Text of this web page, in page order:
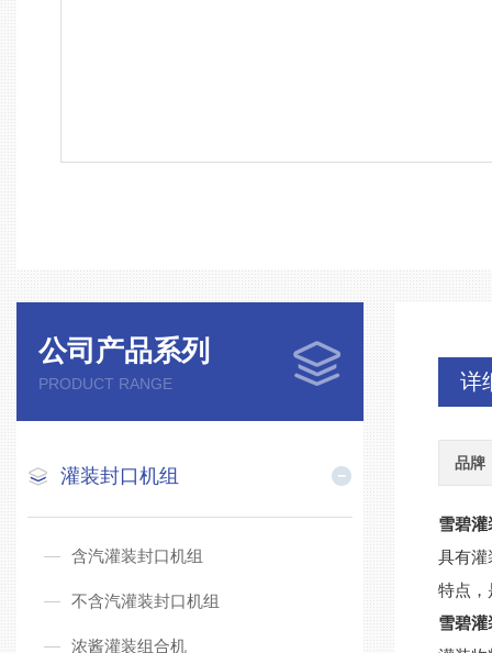
公司产品系列
PRODUCT RANGE
灌装封口机组
含汽灌装封口机组
不含汽灌装封口机组
浓酱灌装组合机
详
品牌
雪碧
具有灌
特点，
雪碧